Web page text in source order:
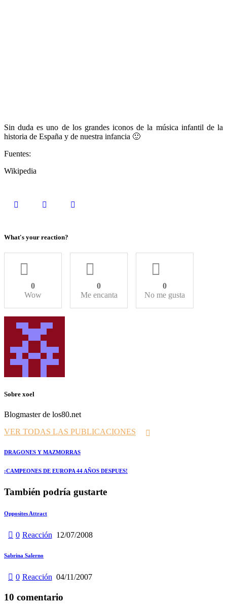
Sin duda es uno de los grandes iconos de la música infantil de la
historia de España y de nuestra infancia 🙂
Fuentes:
Wikipedia
What's your reaction?
0
Wow
0
Me encanta
0
No me gusta
Sobre xoel
Blogmaster de los80.net
VER TODAS LAS PUBLICACIONES
Navegación
de
Prev
DRAGONES Y MAZMORRAS
Siguiente
¡CAMPEONES DE EUROPA 44 AÑOS DESPUES!
También podría gustarte
Opposites Attract
0 Reacción 12/07/2008
Sabrina Salerno
0 Reacción 04/11/2007
10 comentario